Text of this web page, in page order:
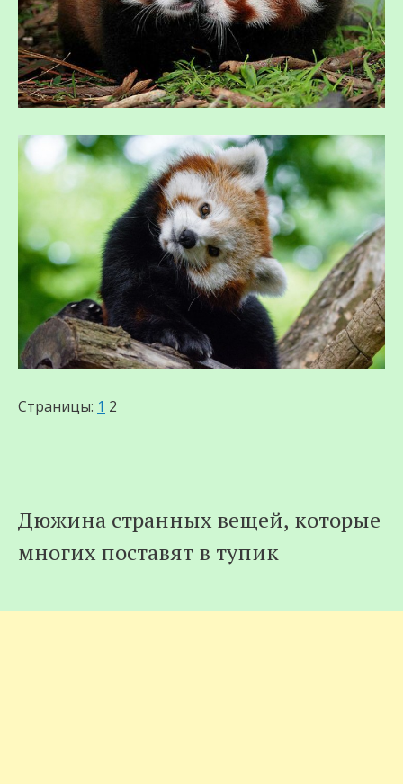
Страницы: 1 2
Дюжина странных вещей, которые
многих поставят в тупик